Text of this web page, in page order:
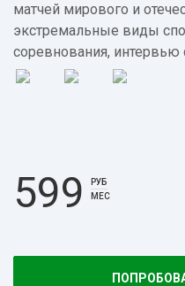
матчей мирового и
экстремальные виды
соревнования,
599
РУБ
МЕС